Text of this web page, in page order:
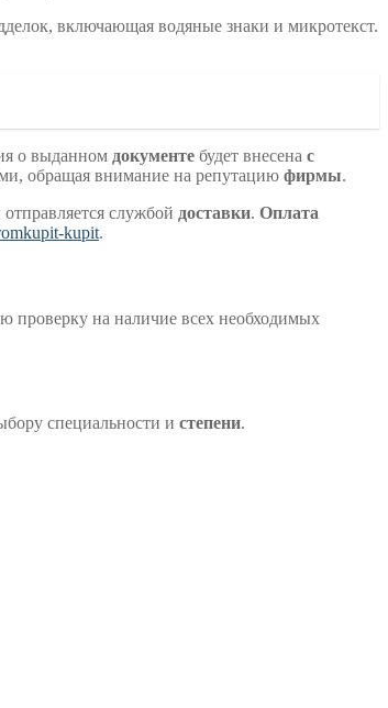
включающая водяные знаки и микротекст.
о выданном документе будет внесена с
обращая внимание на репутацию фирмы.
службой доставки. Оплата
kupit.
проверку на наличие всех необходимых
специальности и степени.